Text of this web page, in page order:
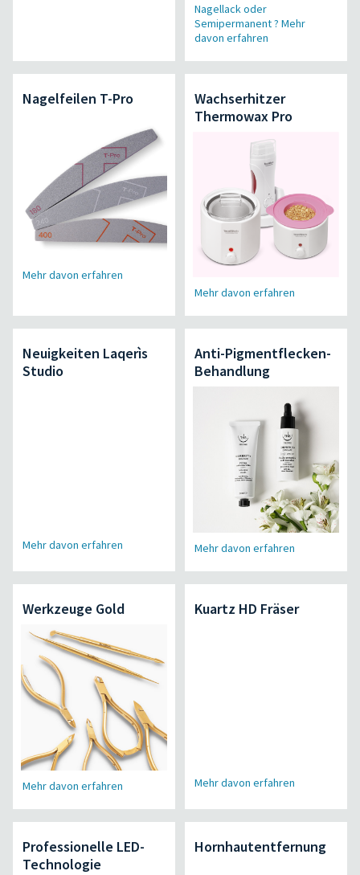
Nagellack oder
Semipermanent ? Mehr
davon erfahren
Nagelfeilen T-Pro
Mehr davon erfahren
Wachserhitzer
Thermowax Pro
Mehr davon erfahren
Neuigkeiten Laqerìs
Studio
Mehr davon erfahren
Anti-Pigmentflecken-
Behandlung
Mehr davon erfahren
Werkzeuge Gold
Mehr davon erfahren
Kuartz HD Fräser
Mehr davon erfahren
Professionelle LED-
Technologie
Hornhautentfernung